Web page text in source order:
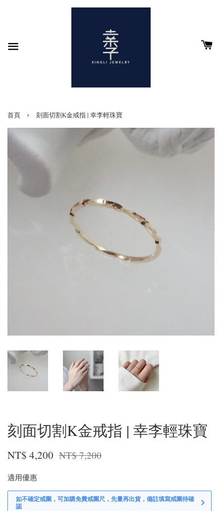
首頁 › 刻面切割K金戒指 | 幸李輕珠寶
刻面切割K金戒指 | 幸李輕珠寶
NT$ 4,200 NT$ 7,200
適用優惠
如不確定戒圍，可加購免費戒圍尺，先量再出貨，備註填寫戒圍待確
認